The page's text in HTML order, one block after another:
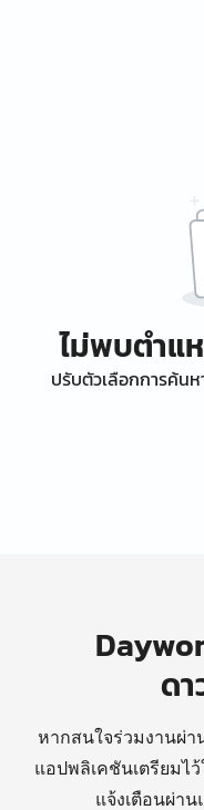
ไม่พบตำแ
ปรับตัวเลือกการค้น
ด
หากสนใจร่วมงานผ่า
แอปพลิเคชันเตรียมไ
แจ้งเตือนผ่า